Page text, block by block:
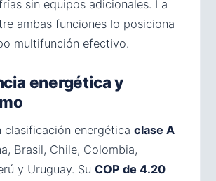
sin equipos adicionales. La
ambas funciones lo posiciona
multifunción efectivo.
energética y
clasificación energética clase A
Brasil, Chile, Colombia,
y Uruguay. Su COP de 4.20